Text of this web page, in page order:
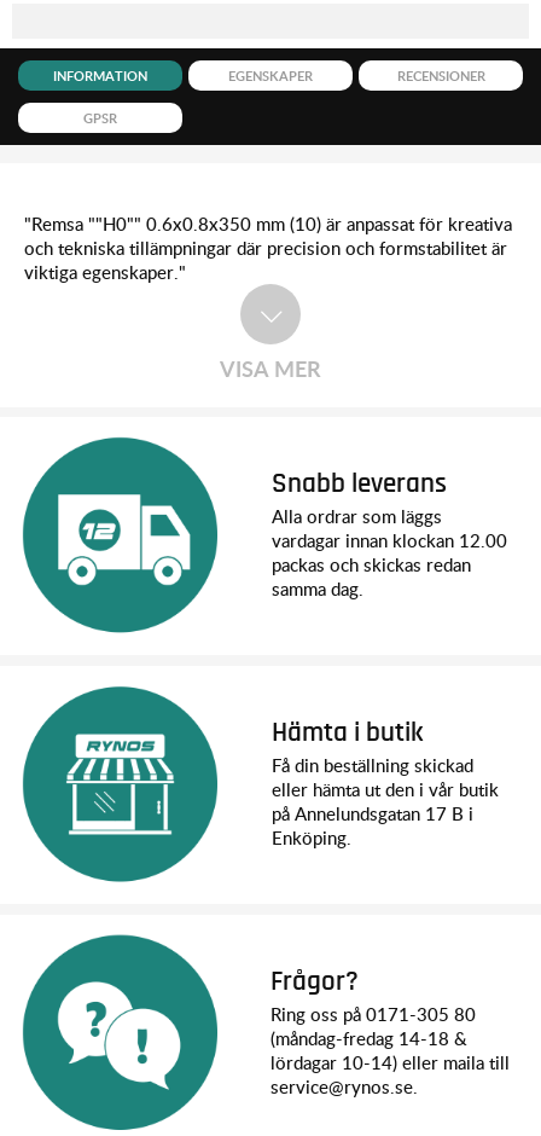
INFORMATION EGENSKAPER RECENSIONER
GPSR
"Remsa ""H0"" 0.6x0.8x350 mm (10) är anpassat för kreativa
och tekniska tillämpningar där precision och formstabilitet är
viktiga egenskaper."
VISA MER
Snabb leverans
Alla ordrar som läggs
vardagar innan klockan 12.00
packas och skickas redan
samma dag.
Hämta i butik
Få din beställning skickad
eller hämta ut den i vår butik
på Annelundsgatan 17 B i
Enköping.
Frågor?
Ring oss på 0171-305 80
(måndag-fredag 14-18 &
lördagar 10-14) eller maila till
service@rynos.se.